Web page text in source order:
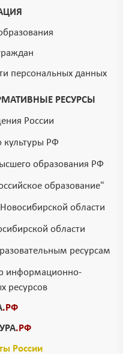
персональных данных
РЕСУРСЫ
России
культуры РФ
образования РФ
образование"
области
области
ресурсам
информационно-
ресурсов
.РФ
.РФ
России